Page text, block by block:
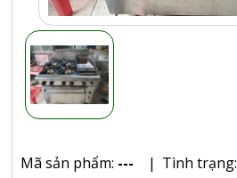
Mã sản phẩm: --- Tình trạng: